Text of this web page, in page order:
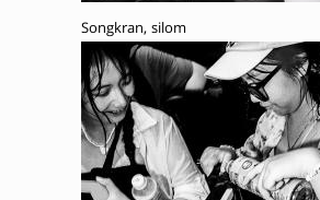
Songkran, silom